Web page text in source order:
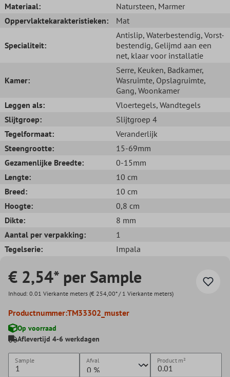
Materiaal:
Natursteen, Marmer
Oppervlaktekarakteristieken:
Mat
Specialiteit:
Antislip, Waterbestendig, Vorst-
bestendig, Gelijmd aan een
net, klaar voor installatie
Kamer:
Serre, Keuken, Badkamer,
Wasruimte, Opslagruimte,
Gang, Woonkamer
Leggen als:
Vloertegels, Wandtegels
Slijtgroep:
Slijtgroep 4
Tegelformaat:
Veranderlijk
Steengrootte:
15-69mm
Gezamenlijke Breedte:
0-15mm
Lengte:
10 cm
Breed:
10 cm
Hoogte:
0,8 cm
Dikte:
8 mm
Aantal per verpakking:
1
Tegelserie:
Impala
€ 2,54* per Sample
Inhoud: 0.01 Vierkante meters (€ 254,00* / 1 Vierkante meters)
Productnummer:TM33302_muster
Op voorraad
Aflevertijd 4-6 werkdagen
Sample Afval Productm²